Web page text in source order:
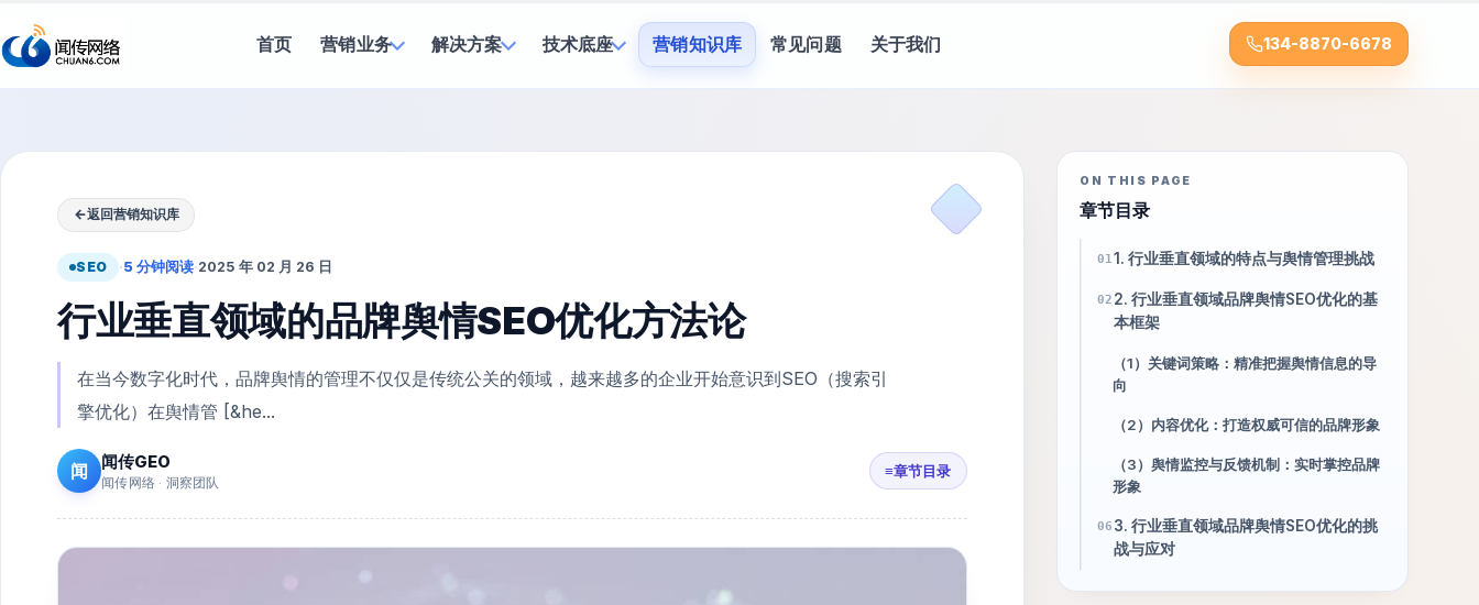
首页 营销业务 解决方案 技术底座 营销知识库 常见问题 关于我们 134-8870-6678
←返回营销知识库
SEO ·5 分钟阅读·2025 年 02 月 26 日
行业垂直领域的品牌舆情SEO优化方法论
在当今数字化时代，品牌舆情的管理不仅仅是传统公关的领域，越来越多的企业开始意识到SEO（搜索引
擎优化）在舆情管 [&he...
闻 闻传GEO
闻传网络 · 洞察团队
≡章节目录
ON THIS PAGE
章节目录
011. 行业垂直领域的特点与舆情管理挑战
02 2. 行业垂直领域品牌舆情SEO优化的基
本框架
（1）关键词策略：精准把握舆情信息的导
向
（2）内容优化：打造权威可信的品牌形象
（3）舆情监控与反馈机制：实时掌控品牌
形象
06 3. 行业垂直领域品牌舆情SEO优化的挑
战与应对